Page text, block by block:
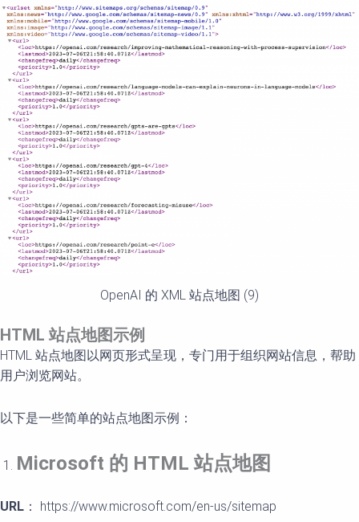
OpenAI 的 XML 站点地图 (9)
HTML 站点地图示例
HTML 站点地图以网页形式呈现，专门用于组织网站信息，帮助
用户浏览网站。
以下是一些简单的站点地图示例：
Microsoft 的 HTML站点地图
URL ： https://www.microsoft.com/en-us/sitemap